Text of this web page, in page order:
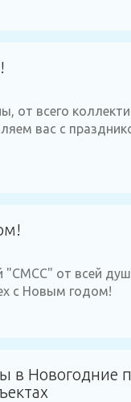
от всего
вас с
"СМСС" от всей
с Новым годом!
в Новогодние